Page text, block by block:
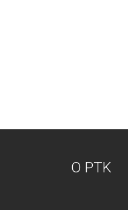
O PTK